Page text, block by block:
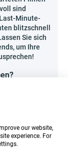
sind
Minute-
blitzschnell
Sie sich
um Ihre
für
Kino,
our website,
experience. For